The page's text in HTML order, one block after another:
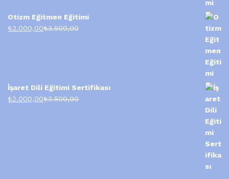
Otizm Eğitmen Eğitimi
₺2.000,00₺3.500,00
İşaret Dili Eğitimi Sertifikası
₺2.000,00₺3.500,00